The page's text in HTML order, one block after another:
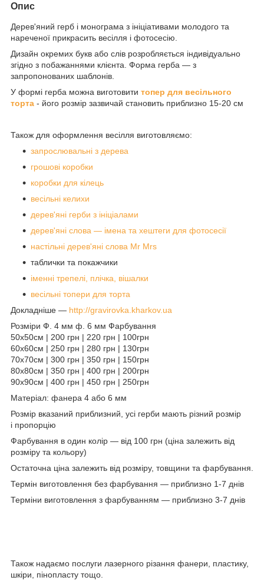
Опис
Дерев'яний герб і монограма з ініціативами молодого та
нареченої прикрасить весілля і фотосесію.
Дизайн окремих букв або слів розробляється індивідуально
згідно з побажаннями клієнта. Форма герба — з
запропонованих шаблонів.
У формі герба можна виготовити топер для весільного
торта - його розмір зазвичай становить приблизно 15-20 см
Також для оформлення весілля виготовляємо:
запрослювальні з дерева
грошові коробки
коробки для кілець
весільні келихи
дерев'яні герби з ініціалами
дерев'яні слова — імена та хештеги для фотосесії
настільні дерев'яні слова Mr Mrs
таблички та покажчики
іменні трепелі, плічка, вішалки
весільні топери для торта
Докладніше — http://gravirovka.kharkov.ua
Розміри Ф. 4 мм ф. 6 мм Фарбування
50х50см | 200 грн | 220 грн | 100грн
60х60см | 250 грн | 280 грн | 130грн
70х70см | 300 грн | 350 грн | 150грн
80х80см | 350 грн | 400 грн | 200грн
90х90см | 400 грн | 450 грн | 250грн
Матеріал: фанера 4 або 6 мм
Розмір вказаний приблизний, усі герби мають різний розмір
і пропорцію
Фарбування в один колір — від 100 грн (ціна залежить від
розміру та кольору)
Остаточна ціна залежить від розміру, товщини та фарбування.
Термін виготовлення без фарбування — приблизно 1-7 днів
Терміни виготовлення з фарбуванням — приблизно 3-7 днів
Також надаємо послуги лазерного різання фанери, пластику,
шкіри, пінопласту тощо.